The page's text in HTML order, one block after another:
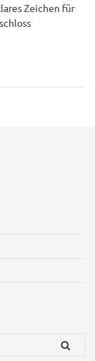
Zeichen für